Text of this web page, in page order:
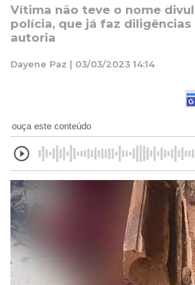
Vítima não teve o nome
polícia, que já faz diligências
autoria
Dayene Paz | 03/03/2023 14:14
ouça este conteúdo